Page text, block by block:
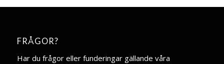
FRÅGOR?
Har du frågor eller funderingar gällande våra